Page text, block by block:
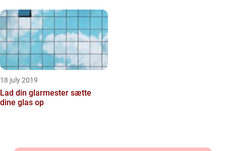
18 july 2019
Lad din glarmester sætte
dine glas op